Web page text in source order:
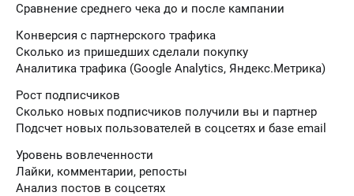
Сравнение среднего чека до и после кампании
Конверсия с партнерского трафика
Сколько из пришедших сделали покупку
Аналитика трафика (Google Analytics, Яндекс.Метрика)
Рост подписчиков
Сколько новых подписчиков получили вы и партнер
Подсчет новых пользователей в соцсетях и базе email
Уровень вовлеченности
Лайки, комментарии, репосты
Анализ постов в соцсетях